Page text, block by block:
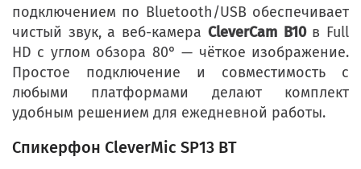
подключением по Bluetooth/USB обеспечивает
чистый звук, а веб-камера CleverCam B10в Full
HD с углом обзора 80° — чёткое изображение.
Простое подключение и совместимость с
любыми платформами делают комплект
удобным решением для ежедневной работы.
Спикерфон CleverMic SP13 BT